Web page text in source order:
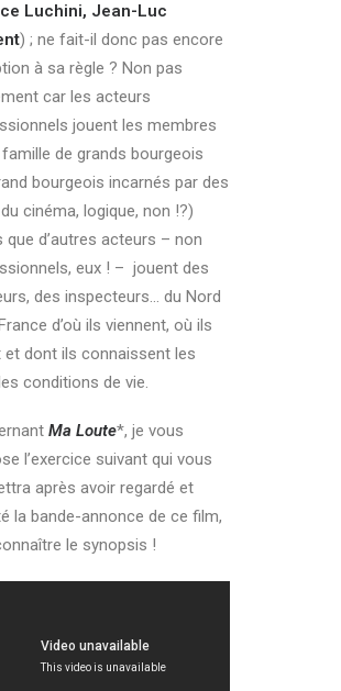
Luchini, Jean-Luc
) ; ne fait-il donc pas encore
à sa règle ? Non pas
car les acteurs
jouent les membres
famille de grands bourgeois
bourgeois incarnés par des
cinéma, logique, non !?)
que d’autres acteurs – non
eux ! – jouent des
des inspecteurs… du Nord
d’où ils viennent, où ils
et dont ils connaissent les
conditions de vie.
Ma Loute*, je vous
l’exercice suivant qui vous
après avoir regardé et
la bande-annonce de ce film,
le synopsis !